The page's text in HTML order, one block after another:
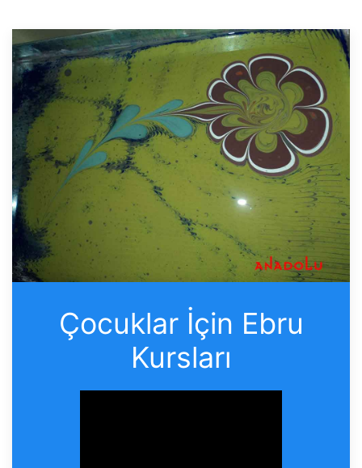
Çocuklar İçin Ebru
Kursları